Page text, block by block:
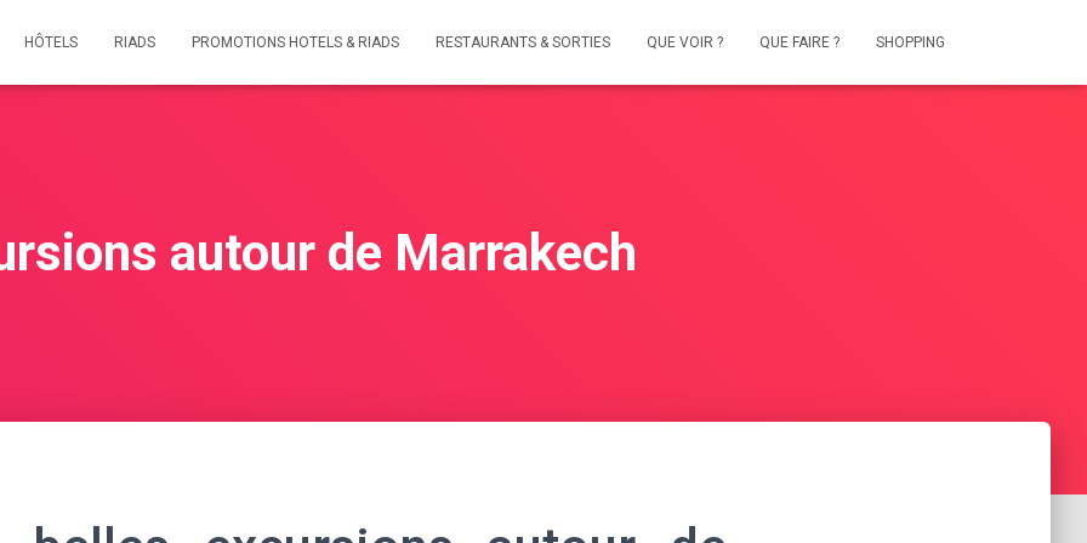
HÔTELS RIADS PROMOTIONS HOTELS & RIADS RESTAURANTS & SORTIES QUE VOIR ? QUE FAIRE ? SHOPPING
autour de Marrakech